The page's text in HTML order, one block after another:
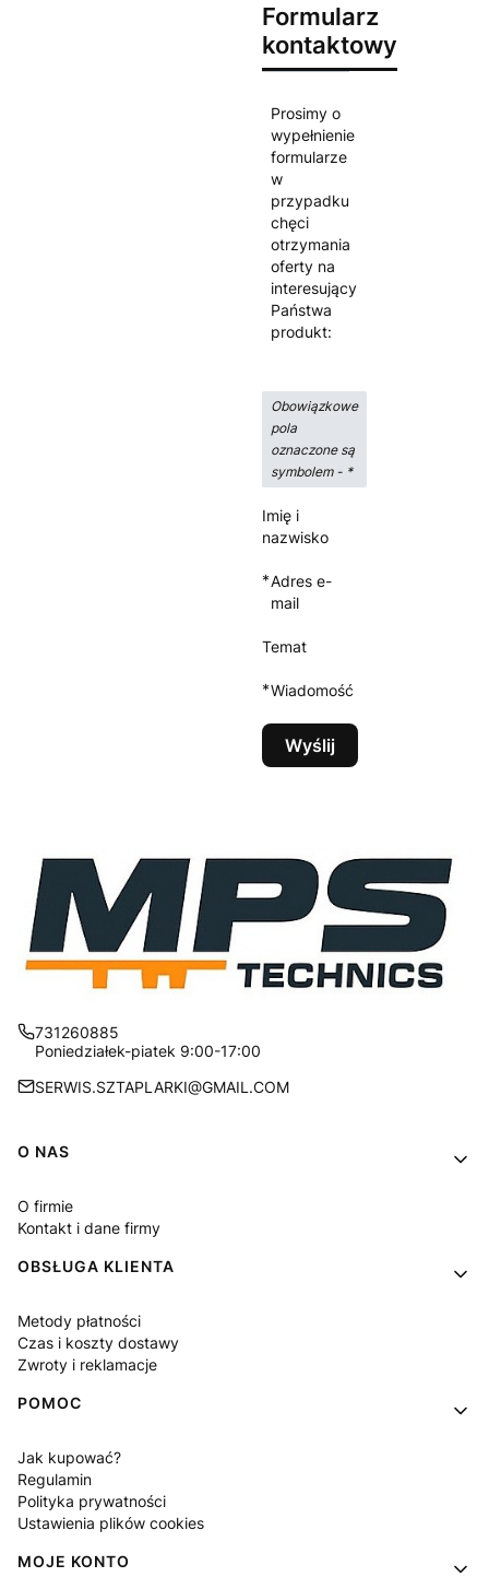
Formularz
kontaktowy
Prosimy o
wypełnienie
formularze
w
przypadku
chęci
otrzymania
oferty na
interesujący
Państwa
produkt:
Obowiązkowe
pola
oznaczone są
symbolem - *
Imię i
nazwisko
*Adres e-
mail
Temat
*Wiadomość
Wyślij
731260885
Poniedziałek-piatek 9:00-17:00
SERWIS.SZTAPLARKI@GMAIL.COM
Linki w stopce
O NAS
O firmie
Kontakt i dane firmy
OBSŁUGA KLIENTA
Metody płatności
Czas i koszty dostawy
Zwroty i reklamacje
POMOC
Jak kupować?
Regulamin
Polityka prywatności
Ustawienia plików cookies
MOJE KONTO